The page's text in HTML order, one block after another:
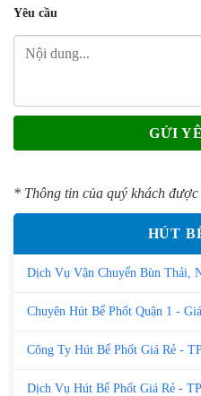
Yêu cầu
* Thông tin của quý khách
HÚT
Dịch Vụ Vận Chuyển Bùn Thải,
Chuyên Hút Bể Phốt Quận 1 -
Công Ty Hút Bể Phốt Giá Rẻ -
Dịch Vụ Hút Bể Phốt Giá Rẻ -